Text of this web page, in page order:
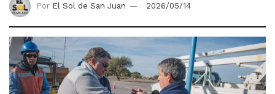
Por El Sol de San Juan 2026/05/14